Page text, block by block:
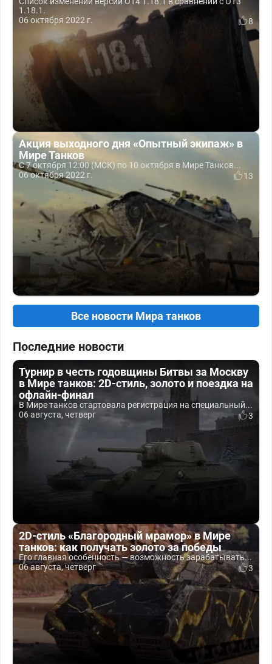
1.18.1.
06 октября 2022 г.
8
Акция выходного дня «Опытный экипаж» в
Мире Танков
С 7 октября 12:00 (МСК) по 10 октября в Мире Танков...
06 октября 2022 г.
13
Все новости Мира танков
Последние новости
Турнир в честь годовщины Битвы за Москву
в Мире танков: 2D-стиль, золото и поездка на
офлайн-финал
В Мире танков стартовала регистрация на специальный...
06 августа, четверг
3
2D-стиль «Благородный мрамор» в Мире
танков: как получать золото за победы
Его главная особенность — возможность зарабатывать...
06 августа, четверг
3